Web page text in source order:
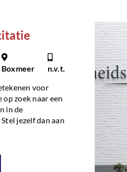
Boxmeer
n.v.t.
voor
op zoek naar een
in de
jezelf dan aan